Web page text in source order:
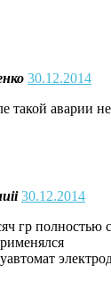
30.12.2014
такой аварии
30.12.2014
гр полностью